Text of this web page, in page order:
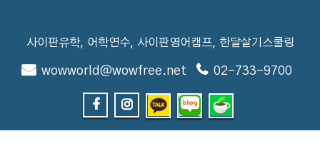
사이판유학, 어학연수, 사이판영어캠프, 한달살기스쿨링
wowworld@wowfree.net 02-733-9700